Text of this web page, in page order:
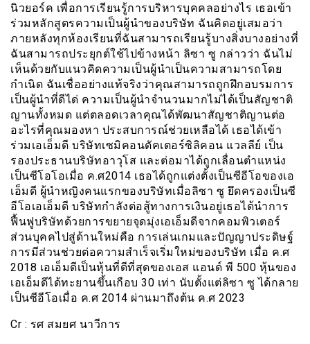
นิวยอร์ค เพื่อการเรียนรู้การบริหารบุคคลอย่างไร เธอเข้า
ร่วมหลักสูตรความเป็นผู้นำของบริษัท ฉันคิดอยู่เสมอว่า
ภายหลังทุกห้องเรียนที่ฉันสามารถเรียนรู้บางสิ่งบางอย่างที่
ฉันสามารถประยุกต์ใช้ไปข้างหน้า ลิซา ซู กล่าวว่า ฉันไม่
เห็นด้วยกับแนวคิดความเป็นผู้นำเป็นความสามารถโดย
กำเนิด ฉันเชื่ออย่างแท้จริงว่าคุณสามารถถูกฝึกอบรมการ
เป็นผู้นำที่ดีได่ ความเป็นผู้นำจำนวนมากไม่ได้เป็นสัญชาติ
ญานทั้งหมด แต่ตลอดเวลาคุณได้พัฒนาสัญชาติญานต่อ
อะไรที่คุณมองหา ประสบการณ์ช่วยเหลือได้ เธอได้เข้า
ร่วมเอเอ็มดี บริษัทเซมิคอนดัคเตอร์ซิลิคอน แวลลีย์ เป็น
รองประธานบริษัทอาวุโส และต่อมาได้ถูกเลื่อนตำแหน่ง
เป็นซีโอโอเมื่อ ค.ศ2014 เธอได้ถูกแต่งตั้งเป็นซีอีโอของเอ
เอ็มดี ผู้นำหญิงคนแรกของบริษัทเมื่อลิซา ซู ยึดครองเป็นซี
อีโอเอเอ็มดี บริษัทกำลังต่อสู้ทางการเงินอยู่เธอได้นำการ
ฟื้นฟูบริษัทด้วยการขยายจุดมุ่งเอเอ็มดีจากคอมพิวเตอร์
ส่วนบุคคไปสู่ด้านใหม่คือ การเล่นเกมและปัญญาประดิษฐ์
การมีส่วนช่วยต่อความสำเร็จเริ่มใหม่ของบริษัท เมื่อ ค.ศ
2018 เอเอ็มดีเป็นหุ้นที่ดีที่สุดของเอส แอนด์ พี 500 หุ้นของ
เอเอ็มดีได้ทะยานขึ้นเกือบ 30 เท่า นับตั้งแต่ลิซา ซู ได้กลาย
เป็นซีอีโอเมื่อ ค.ศ 2014 ผ่านมาถึงต้น ค.ศ 2023
Cr : รศ สมยศ นาวีการ